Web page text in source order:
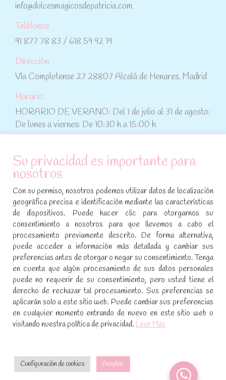
info@dulcesmagicosdepatricia.com
Teléfonos
91 877 78 83 / 618 59 92 19
Dirección
Vía Complutense 27 28807 Alcalá de Henares. Madrid
Horario:
HORARIO DE VERANO: Del 1 de julio al 31 de agosto:
De lunes a viernes: De 10:30 h a 15:00 h
ATENCIÓN AL CLIENTE
Condiciones de compra
Aviso legal y política de privacidad
Política de cookies
SÍGUENOS EN REDES SOCIALES
Encuéntranos en:
Facebook
page
opens
in
new
YouTube
page
opens
in
new
Instagram
page
opens
in
new
No te pierdas las promociones y novedades, suscríbete a
nuestra newsletter:
Su privacidad es importante para
nosotros
Con su permiso, nosotros podemos utilizar datos de localización
geográfica precisa e identificación mediante las características
de dispositivos. Puede hacer clic para otorgarnos su
consentimiento a nosotros para que llevemos a cabo el
procesamiento previamente descrito. De forma alternativa,
puede acceder a información más detallada y cambiar sus
preferencias antes de otorgar o negar su consentimiento. Tenga
en cuenta que algún procesamiento de sus datos personales
puede no requerir de su consentimiento, pero usted tiene el
derecho de rechazar tal procesamiento. Sus preferencias se
aplicarán solo a este sitio web. Puede cambiar sus preferencias
en cualquier momento entrando de nuevo en este sitio web o
visitando nuestra política de privacidad. Leer Más
Configuración de cookies Aceptar